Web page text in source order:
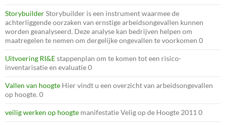
StorybuilderStorybuilder is een instrument waarmee de
achterliggende oorzaken van ernstige arbeidsongevallen kunnen
worden geanalyseerd. Deze analyse kan bedrijven helpen om
maatregelen te nemen om dergelijke ongevallen te voorkomen 0
Uitvoering RI&Estappenplan om te komen tot een risico-
inventarisatie en evaluatie 0
Vallen van hoogte Hier vindt u een overzicht van arbeidsongevallen
op hoogte. 0
veilig werken op hoogte manifestatie Velig op de Hoogte 2011 0